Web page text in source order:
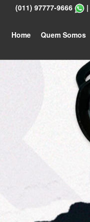
(011) 97777-9666 |
Home Quem Somos